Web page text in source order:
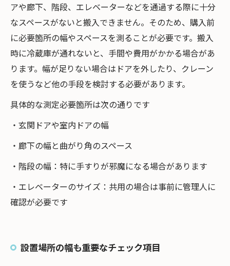
アや廊下、階段、エレベーターなどを通過する際に十分
なスペースがないと搬入できません。そのため、購入前
に必要箇所の幅やスペースを測ることが必要です。搬入
時に冷蔵庫が通れないと、手間や費用がかかる場合があ
ります。幅が足りない場合はドアを外したり、クレーン
を使うなど他の手段を検討する必要があります。
具体的な測定必要箇所は次の通りです
・玄関ドアや室内ドアの幅
・廊下の幅と曲がり角のスペース
・階段の幅：特に手すりが邪魔になる場合があります
・エレベーターのサイズ：共用の場合は事前に管理人に
確認が必要です
設置場所の幅も重要なチェック項目